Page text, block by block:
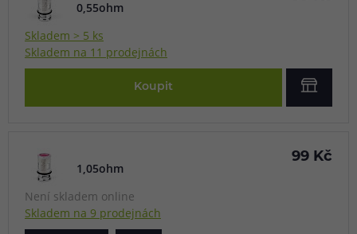
0,55ohm
Skladem > 5 ks
Skladem na 11 prodejnách
Koupit
1,05ohm
Není skladem online
Skladem na 9 prodejnách
99 Kč